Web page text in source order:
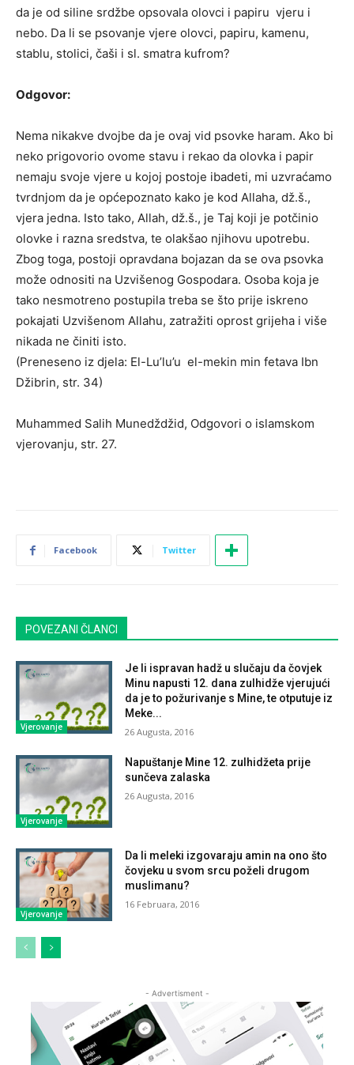
da je od siline srdžbe opsovala olovci i papiru vjeru i
nebo. Da li se psovanje vjere olovci, papiru, kamenu,
stablu, stolici, čaši i sl. smatra kufrom?
Odgovor:
Nema nikakve dvojbe da je ovaj vid psovke haram. Ako bi
neko prigovorio ovome stavu i rekao da olovka i papir
nemaju svoje vjere u kojoj postoje ibadeti, mi uzvraćamo
tvrdnjom da je općepoznato kako je kod Allaha, dž.š.,
vjera jedna. Isto tako, Allah, dž.š., je Taj koji je potčinio
olovke i razna sredstva, te olakšao njihovu upotrebu.
Zbog toga, postoji opravdana bojazan da se ova psovka
može odnositi na Uzvišenog Gospodara. Osoba koja je
tako nesmotreno postupila treba se što prije iskreno
pokajati Uzvišenom Allahu, zatražiti oprost grijeha i više
nikada ne činiti isto.
(Preneseno iz djela: El-Lu’lu’u el-mekin min fetava Ibn
Džibrin, str. 34)
Muhammed Salih Munedždžid, Odgovori o islamskom
vjerovanju, str. 27.
Facebook Twitter
POVEZANI ČLANCI
Vjerovanje
Je li ispravan hadž u slučaju da čovjek
Minu napusti 12. dana zulhidže vjerujući
da je to požurivanje s Mine, te otputuje iz
Meke...
26 Augusta, 2016
Vjerovanje
Napuštanje Mine 12. zulhidžeta prije
sunčeva zalaska
26 Augusta, 2016
Vjerovanje
Da li meleki izgovaraju amin na ono što
čovjeku u svom srcu poželi drugom
muslimanu?
16 Februara, 2016
- Advertisment -